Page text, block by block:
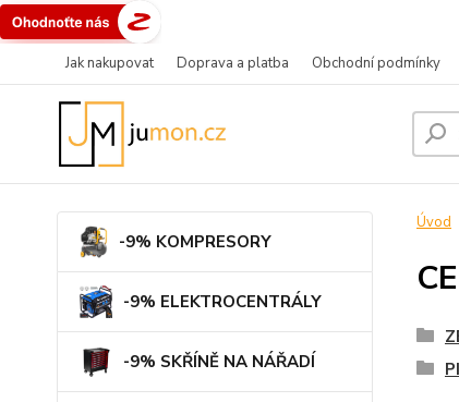
Jak nakupovat Doprava a platba Obchodní podmínky
-9% KOMPRESORY
-9% ELEKTROCENTRÁLY
-9% SKŘÍNĚ NA NÁŘADÍ
Úvod